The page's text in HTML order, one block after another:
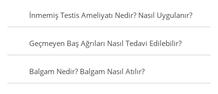
İnmemiş Testis Ameliyatı Nedir? Nasıl Uygulanır?
Geçmeyen Baş Ağrıları Nasıl Tedavi Edilebilir?
Balgam Nedir? Balgam Nasıl Atılır?